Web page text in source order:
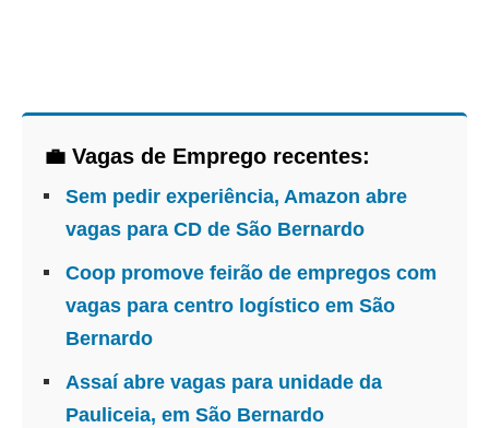
💼 Vagas de Emprego recentes:
Sem pedir experiência, Amazon abre
vagas para CD de São Bernardo
Coop promove feirão de empregos com
vagas para centro logístico em São
Bernardo
Assaí abre vagas para unidade da
Pauliceia, em São Bernardo